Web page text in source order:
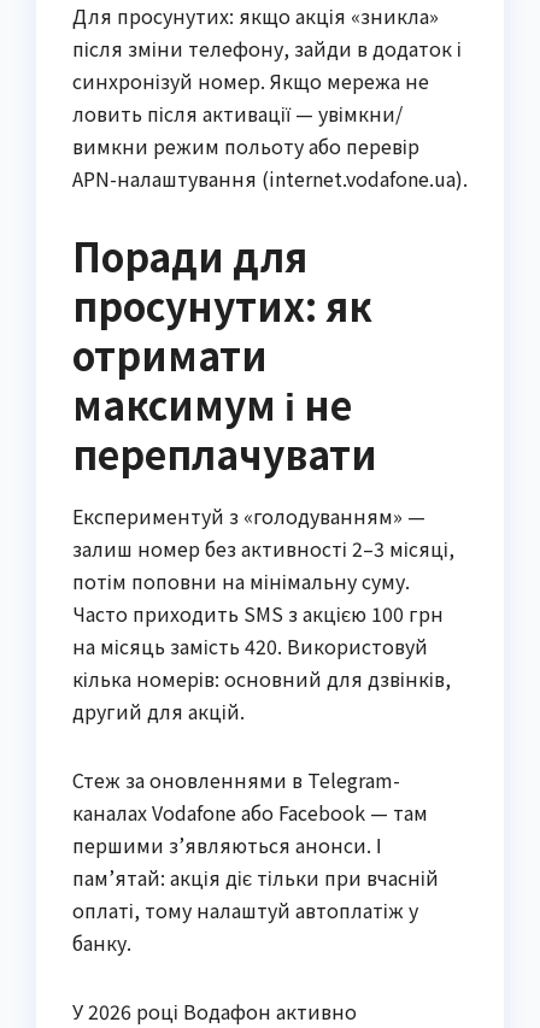
Для просунутих: якщо акція «зникла»
після зміни телефону, зайди в додаток і
синхронізуй номер. Якщо мережа не
ловить після активації — увімкни/
вимкни режим польоту або перевір
APN-налаштування (internet.vodafone.ua).
Поради для
просунутих: як
отримати
максимум і не
переплачувати
Експериментуй з «голодуванням» —
залиш номер без активності 2–3 місяці,
потім поповни на мінімальну суму.
Часто приходить SMS з акцією 100 грн
на місяць замість 420. Використовуй
кілька номерів: основний для дзвінків,
другий для акцій.
Стеж за оновленнями в Telegram-
каналах Vodafone або Facebook — там
першими з’являються анонси. І
пам’ятай: акція діє тільки при вчасній
оплаті, тому налаштуй автоплатіж у
банку.
У 2026 році Водафон активно